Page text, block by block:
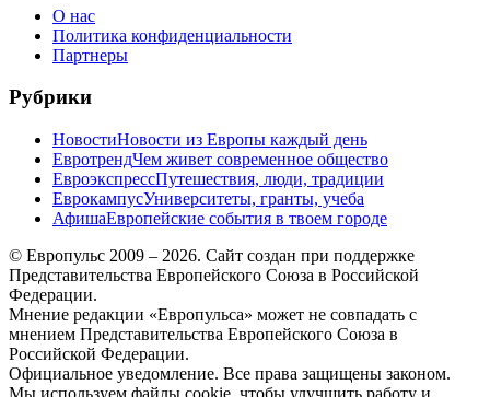
О нас
Политика конфиденциальности
Партнеры
Рубрики
НовостиНовости из Европы каждый день
ЕвротрендЧем живет современное общество
ЕвроэкспрессПутешествия, люди, традиции
ЕврокампусУниверситеты, гранты, учеба
АфишаЕвропейские события в твоем городе
© Европульс 2009 – 2026. Сайт создан при поддержке
Представительства Европейского Союза в Российской
Федерации.
Мнение редакции «Европульса» может не совпадать с
мнением Представительства Европейского Союза в
Российской Федерации.
Официальное уведомление. Все права защищены законом.
Мы используем файлы cookie, чтобы улучшить работу и